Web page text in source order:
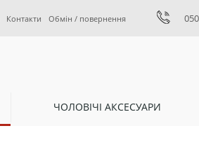
Контакти Обмін / повернення
ЧОЛОВІЧІ АКСЕСУАРИ